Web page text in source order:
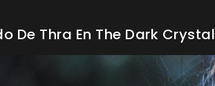
De Thra En The Dark Crystal